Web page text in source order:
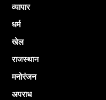
व्यापार
धर्म
खेल
राजस्थान
मनोरंजन
अपराध